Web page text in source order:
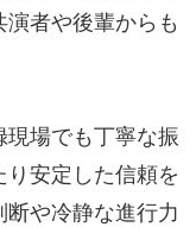
者や後輩からも
場でも丁寧な振
安定した信頼を
や冷静な進行力